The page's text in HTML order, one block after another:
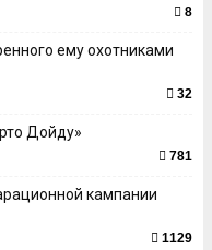
8
ему охотниками
32
Дойду»
781
кампании
1129